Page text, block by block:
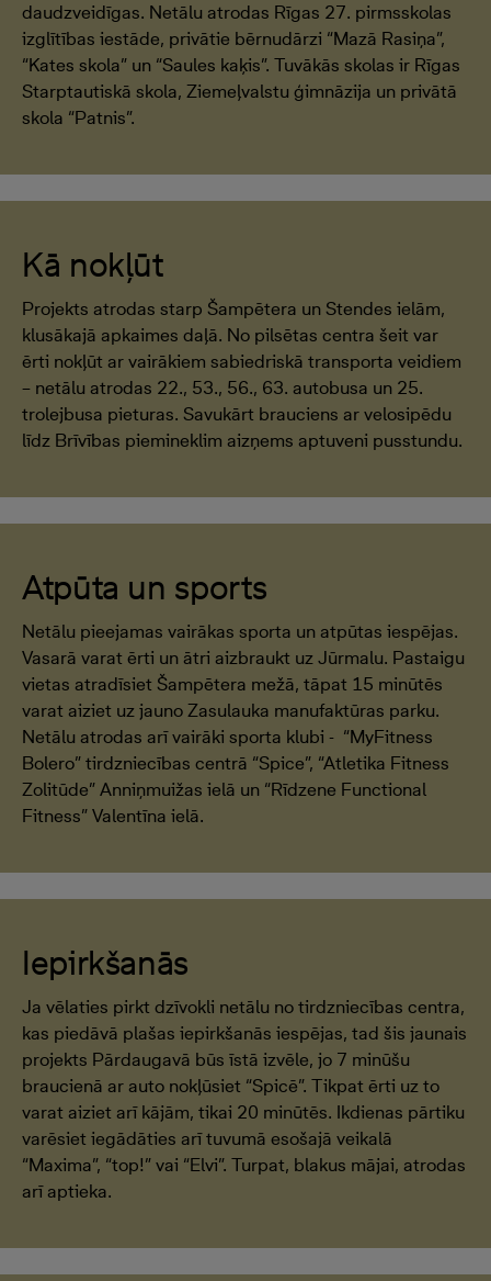
daudzveidīgas. Netālu atrodas Rīgas 27. pirmsskolas
izglītības iestāde, privātie bērnudārzi “Mazā Rasiņa”,
“Kates skola” un “Saules kaķis”. Tuvākās skolas ir Rīgas
Starptautiskā skola, Ziemeļvalstu ģimnāzija un privātā
skola “Patnis”.
Kā nokļūt
Projekts atrodas starp Šampētera un Stendes ielām,
klusākajā apkaimes daļā. No pilsētas centra šeit var
ērti nokļūt ar vairākiem sabiedriskā transporta veidiem
– netālu atrodas 22., 53., 56., 63. autobusa un 25.
trolejbusa pieturas. Savukārt brauciens ar velosipēdu
līdz Brīvības piemineklim aizņems aptuveni pusstundu.
Atpūta un sports
Netālu pieejamas vairākas sporta un atpūtas iespējas.
Vasarā varat ērti un ātri aizbraukt uz Jūrmalu. Pastaigu
vietas atradīsiet Šampētera mežā, tāpat 15 minūtēs
varat aiziet uz jauno Zasulauka manufaktūras parku.
Netālu atrodas arī vairāki sporta klubi - “MyFitness
Bolero” tirdzniecības centrā “Spice”, “Atletika Fitness
Zolitūde” Anniņmuižas ielā un “Rīdzene Functional
Fitness” Valentīna ielā.
Iepirkšanās
Ja vēlaties pirkt dzīvokli netālu no tirdzniecības centra,
kas piedāvā plašas iepirkšanās iespējas, tad šis jaunais
projekts Pārdaugavā būs īstā izvēle, jo 7 minūšu
braucienā ar auto nokļūsiet “Spicē”. Tikpat ērti uz to
varat aiziet arī kājām, tikai 20 minūtēs. Ikdienas pārtiku
varēsiet iegādāties arī tuvumā esošajā veikalā
“Maxima”, “top!” vai “Elvi”. Turpat, blakus mājai, atrodas
arī aptieka.